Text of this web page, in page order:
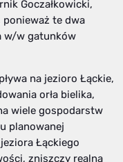
Goczałkowicki,
ponieważ te dwa
w/w gatunków
na jezioro Łąckie,
orła bielika,
wiele gospodarstw
planowanej
Łąckiego
zniszczy realną